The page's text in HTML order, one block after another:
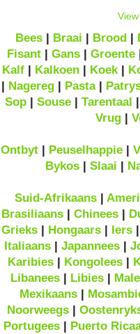
Bees| Braai | Brood|
Fisant | Gans | Groente
Kalf | Kalkoen | Koek |
| Nagereg| Pasta|
Sop| Souse| Tarentaal |
Vrug |
Ontbyt| Peuselhappie|
Bykos| Slaai |
Suid-Afrikaans |
Brasiliaans | Chinees |
Grieks | Hongaars | Iers |
Italiaans | Japannees |
Karibies | Kongolees |
Libanees| Libies|
Mexikaans|
Noorweegs |
Portugees | Puerto